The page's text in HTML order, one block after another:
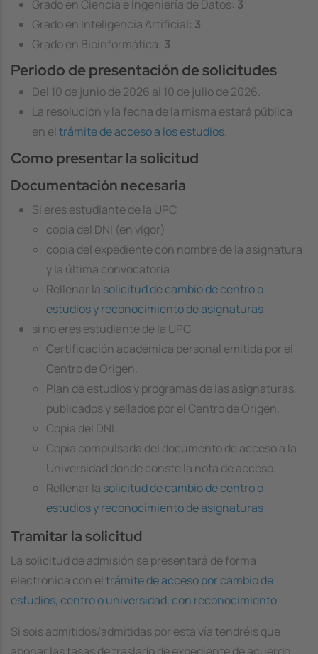
Grado en Ciencia e Ingeniería de Datos: 3
Grado en Inteligencia Artificial: 3
Grado en Bioinformática: 3
Periodo de presentación de solicitudes
Del 10 de junio de 2026 al 10 de julio de 2026.
La resolución y la fecha de la misma estará pública
en el trámite de acceso a los estudios.
Como presentar la solicitud
Documentación necesaria
Si eres estudiante de la UPC
copia del DNI (en vigor)
copia del expediente con nombre de la asignatura
y la última convocatoria
Rellenar la solicitud de cambio de centro o
estudios y reconocimiento de asignaturas
si no eres estudiante de la UPC
Certificación académica personal emitida por el
Centro de Origen.
Plan de estudios y programas de las asignaturas,
publicados y sellados por el Centro de Origen.
Copia del DNI.
Copia compulsada del documento de acceso a la
Universidad donde conste la nota de acceso.
Rellenar la solicitud de cambio de centro o
estudios y reconocimiento de asignaturas
Tramitar la solicitud
La solicitud de admisión se presentará de forma
electrónica con el trámite de acceso por cambio de
estudios, centro o universidad, con reconocimiento
Si sois admitidos/admitidas por esta vía tendréis que